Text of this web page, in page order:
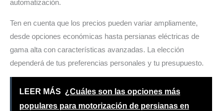
automatización.
Ten en cuenta que los precios pueden variar ampliamente,
desde opciones económicas hasta persianas eléctricas de
gama alta con características avanzadas. La elección
dependerá de tus preferencias personales y tu presupuesto.
LEER MÁS ¿Cuáles son las opciones más
populares para motorización de persianas en